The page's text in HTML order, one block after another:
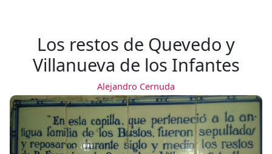
Los restos de Quevedo y
Villanueva de los Infantes
Alejandro Cernuda